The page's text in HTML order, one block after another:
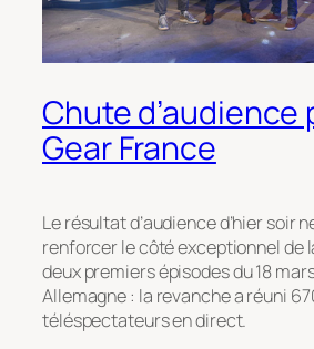
Chute d’audience
Gear France
Le résultat d’audience d’hier soir
renforcer le côté exceptionnel de
deux premiers épisodes du 18
Allemagne : la revanchea réuni
téléspectateurs en direct.